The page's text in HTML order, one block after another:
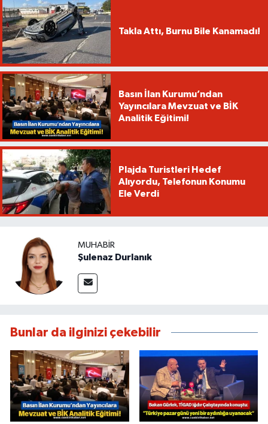
Takla Attı, Burnu Bile Kanamadı!
Basın İlan Kurumu’ndan
Yayıncılara Mevzuat ve BİK
Analitik Eğitimi!
Plajda Turistleri Hedef
Alıyordu, Telefonun Konumu
Ele Verdi
MUHABIR
Şulenaz Durlanık
Bunlar da ilginizi çekebilir